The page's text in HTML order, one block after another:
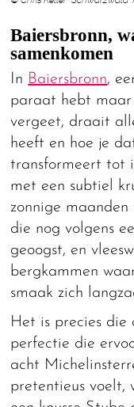
Baiersbronn,
samenkomen
In Baiersbronn,
paraat hebt maar
vergeet, draait
heeft en hoe je
transformeert tot
met een subtiel
zonnige
die nog volgens
geoogst, en
bergkammen
smaak zich
Het is precies die
perfectie die
acht
pretentieus voelt,